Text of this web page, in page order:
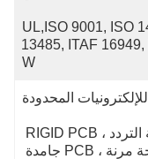
UL,ISO 9001, ISO
13485, ITAF
W
PCB ، لوحة عالية التردد ، RIGID PCB
، لوحة صلبة ، لوحة مرنة ، PCB جامدة